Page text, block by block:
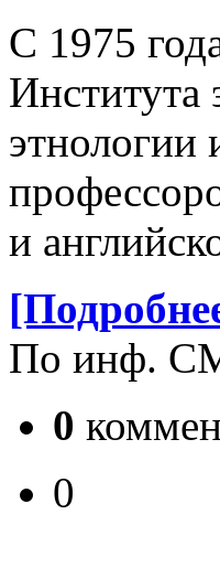
С 1975
Института
этнологии
и
По инф.
0
0